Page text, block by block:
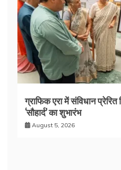
ग्राफिक एरा में संविधान प्रेरित
‘सौहार्द’ का शुभारंभ
August 5, 2026